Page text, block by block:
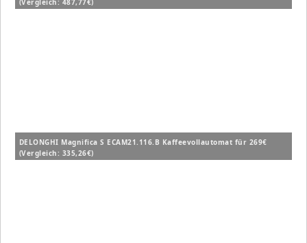
(Vergleich: 487,77€)
DELONGHI Magnifica S ECAM21.116.B Kaffeevollautomat für 269€
(Vergleich: 335,26€)